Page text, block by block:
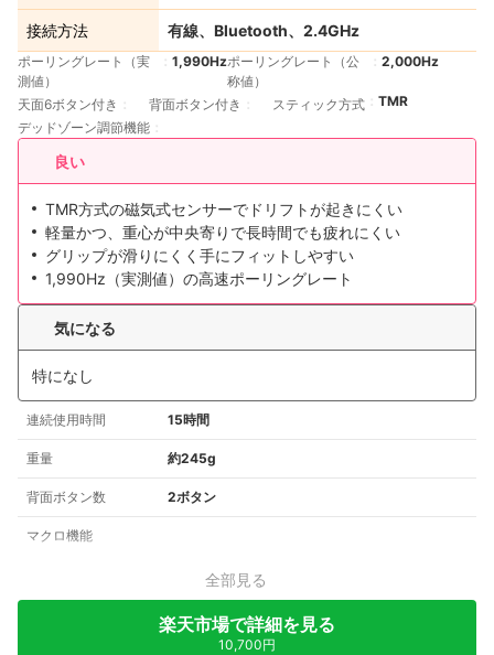
接続方法 有線、Bluetooth、2.4GHz
ポーリングレート（実
測値）
1,990Hzポーリングレート（公
称値）
2,000Hz
天面6ボタン付き 背面ボタン付き スティック方式
TMR
デッドゾーン調節機能
良い
TMR方式の磁気式センサーでドリフトが起きにくい
軽量かつ、重心が中央寄りで長時間でも疲れにくい
グリップが滑りにくく手にフィットしやすい
1,990Hz（実測値）の高速ポーリングレート
気になる
特になし
連続使用時間 15時間
重量 約245g
背面ボタン数 2ボタン
マクロ機能
全部見る
楽天市場で詳細を見る
10,700円